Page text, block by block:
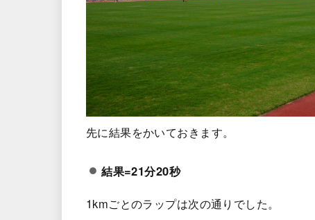
先に結果をかいておきます。
結果=21分20秒
1kmごとのラップは次の通りでした。